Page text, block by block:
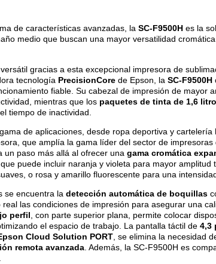
de características avanzadas, la SC-F9500Hes la
medio que buscan una mayor versatilidad
gracias a esta excepcional impresora de
tecnología PrecisionCorede Epson, la SC-F9500H
fiable. Su cabezal de impresión de mayor
mientras que los paquetes de tinta de 1,6
tiempo de inactividad.
de aplicaciones, desde ropa deportiva y cartelería
que amplía la gama líder del sector de impresoras
un paso más allá al ofrecer una gama cromática
puede incluir naranja y violeta para mayor amplitud
o rosa y amarillo fluorescente para una
se encuentra la detección automática de boquillas
las condiciones de impresión para asegurar una
perfil, con parte superior plana, permite colocar
el espacio de trabajo. La pantalla táctil de 4,3
Cloud Solution PORT, se elimina la necesidad
remota avanzada. Además, la SC-F9500H es